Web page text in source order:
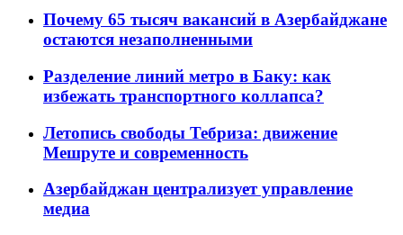
Почему 65 тысяч вакансий в Азербайджане
остаются незаполненными
Разделение линий метро в Баку: как
избежать транспортного коллапса?
Летопись свободы Тебриза: движение
Мешруте и современность
Азербайджан централизует управление
медиа